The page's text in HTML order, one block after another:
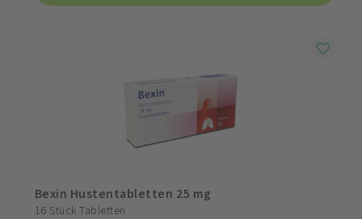
Bexin Hustentabletten 25 mg
16 Stück Tabletten